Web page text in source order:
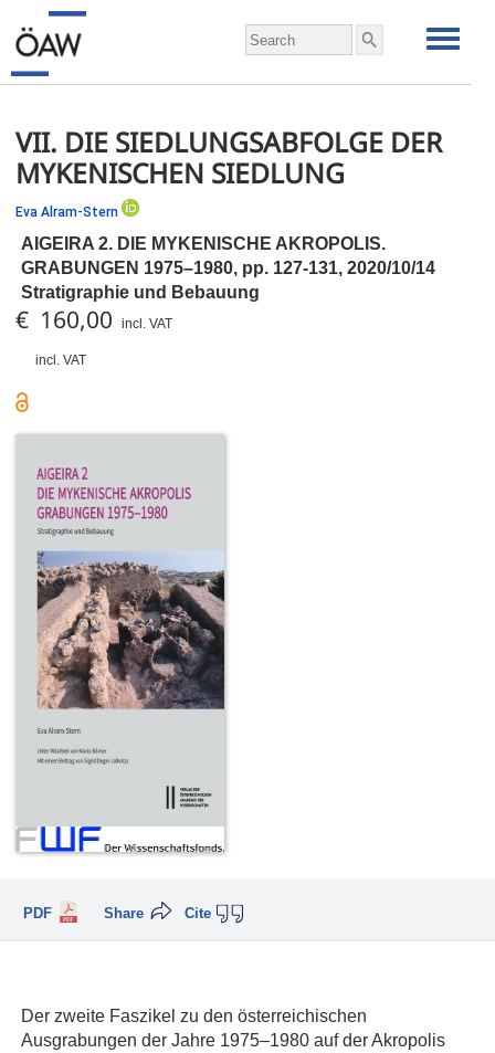
VII. DIE SIEDLUNGSABFOLGE DER
MYKENISCHEN SIEDLUNG
Eva Alram-Stern
AIGEIRA 2. DIE MYKENISCHE AKROPOLIS.
GRABUNGEN 1975–1980, pp. 127-131, 2020/10/14
Stratigraphie und Bebauung
€ 160,00 incl. VAT
incl. VAT
PDF Cite
Share
Der zweite Faszikel zu den österreichischen
Ausgrabungen der Jahre 1975–1980 auf der Akropolis